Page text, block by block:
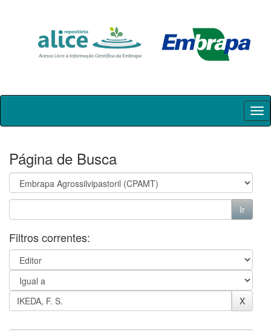
Skip
Página de Busca
Filtros correntes: